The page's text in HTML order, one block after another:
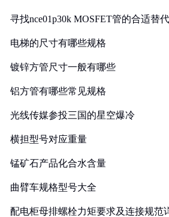
寻找nce01p30k MOSFET管的合适替
电梯的尺寸有哪些规格
镀锌方管尺寸一般有哪些
铝方管有哪些常见规格
光线传媒参投三国的星空爆冷
横担型号对应重量
锰矿石产品化合水含量
曲臂车规格型号大全
配电柜母排螺栓力矩要求及连接规范